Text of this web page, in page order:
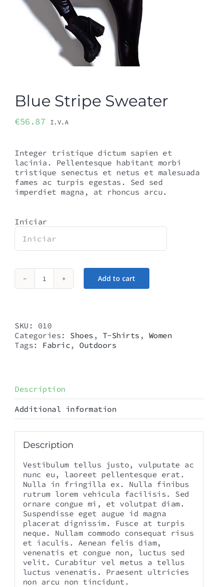
Blue Stripe Sweater
€56.87 I.V.A
Integer tristique dictum sapien et
lacinia. Pellentesque habitant morbi
tristique senectus et netus et malesuada
fames ac turpis egestas. Sed sed
imperdiet magna, at rhoncus arcu.
Iniciar
Blue
Add to cart
SKU: 010
Categories: Shoes , T-Shirts , Women
Tags: Fabric, Outdoors
Description
Additional information
Description
Vestibulum tellus justo, vulputate ac
nunc eu, laoreet pellentesque erat.
Nulla in fringilla ex. Nulla finibus
rutrum lorem vehicula facilisis. Sed
ornare congue mi, et volutpat diam.
Suspendisse eget augue id magna
placerat dignissim. Fusce at turpis
neque. Nullam commodo consequat risus
et iaculis. Aenean felis diam,
venenatis et congue non, luctus sed
velit. Curabitur vel metus a tellus
luctus venenatis. Praesent ultricies
non arcu non tincidunt.